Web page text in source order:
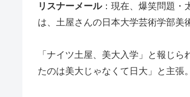
リスナーメール：現在、爆笑問題・
は、土屋さんの日本大学芸術学部美
「ナイツ土屋、美大入学」と報じ
たのは美大じゃなくて日大」と主張。